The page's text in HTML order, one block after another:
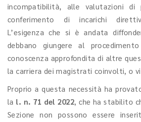
incompatibilità, alle valutazioni di
conferimento di incarichi
L’esigenza che si è andata
debbano giungere al
conoscenza approfondita di altre
la carriera dei magistrati coinvolti, o
Proprio a questa necessità ha
la l. n. 71 del 2022, che ha stabilito
Sezione non possono essere